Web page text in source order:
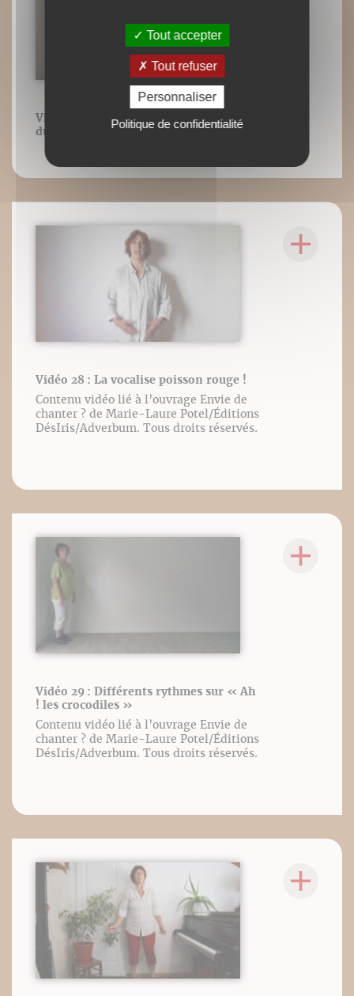
Vidéo 27 : Coordination de la bascule
du bassin avec la voix
Vidéo 28 : La vocalise poisson rouge !
Contenu vidéo lié à l’ouvrage Envie de
chanter ? de Marie-Laure Potel/Éditions
DésIris/Adverbum. Tous droits réservés.
Vidéo 29 : Différents rythmes sur « Ah
! les crocodiles »
Contenu vidéo lié à l’ouvrage Envie de
chanter ? de Marie-Laure Potel/Éditions
DésIris/Adverbum. Tous droits réservés.
Tout accepter
Tout refuser
Personnaliser
Politique de confidentialité